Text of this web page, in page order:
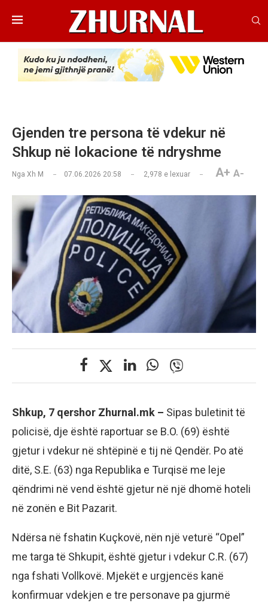
Gjenden tre persona të vdekur në
Shkup në lokacione të ndryshme
Nga Xh M 07.06.2026 20:58 2,978 e lexuar A+ A-
Shkup, 7 qershor Zhurnal.mk – Sipas buletinit të
policisë, dje është raportuar se B.O. (69) është
gjetur i vdekur në shtëpinë e tij në Qendër. Po atë
ditë, S.E. (63) nga Republika e Turqisë me leje
qëndrimi në vend është gjetur në një dhomë hoteli
në zonën e Bit Pazarit.
Ndërsa në fshatin Kuçkovë, nën një veturë “Opel”
me targa të Shkupit, është gjetur i vdekur C.R. (67)
nga fshati Vollkovë. Mjekët e urgjencës kanë
konfirmuar vdekjen e tre personave pa gjurmë